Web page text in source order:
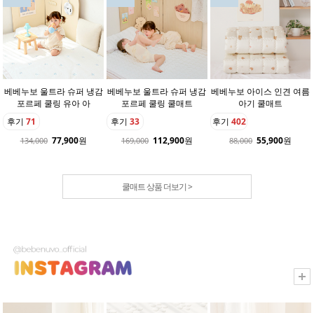
베베누보 울트라 슈퍼 냉감
포르페 쿨링 유아 아
후기71
134,000 77,900원
베베누보 울트라 슈퍼 냉감
포르페 쿨링 쿨매트
후기33
169,000 112,900원
베베누보 아이스 인견 여름
아기 쿨매트
후기 402
88,000 55,900원
쿨매트 상품 더보기 >